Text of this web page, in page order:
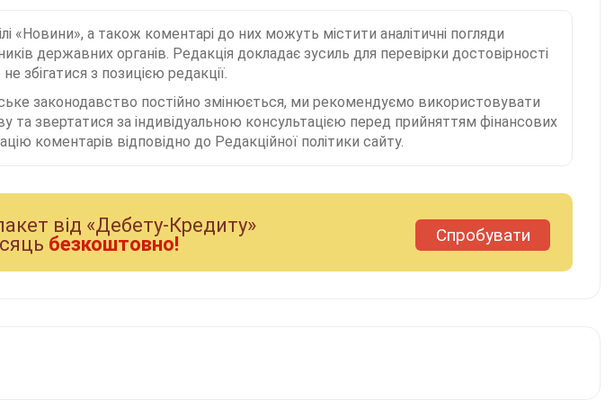
«Новини», а також коментарі до них можуть містити аналітичні погляди
державних органів. Редакція докладає зусиль для перевірки достовірності
збігатися з позицією редакції.
законодавство постійно змінюється, ми рекомендуємо використовувати
та звертатися за індивідуальною консультацією перед прийняттям фінансових
коментарів відповідно до Редакційної політики сайту.
вiд «Дебету-Кредиту»
безкоштовно! Спробувати